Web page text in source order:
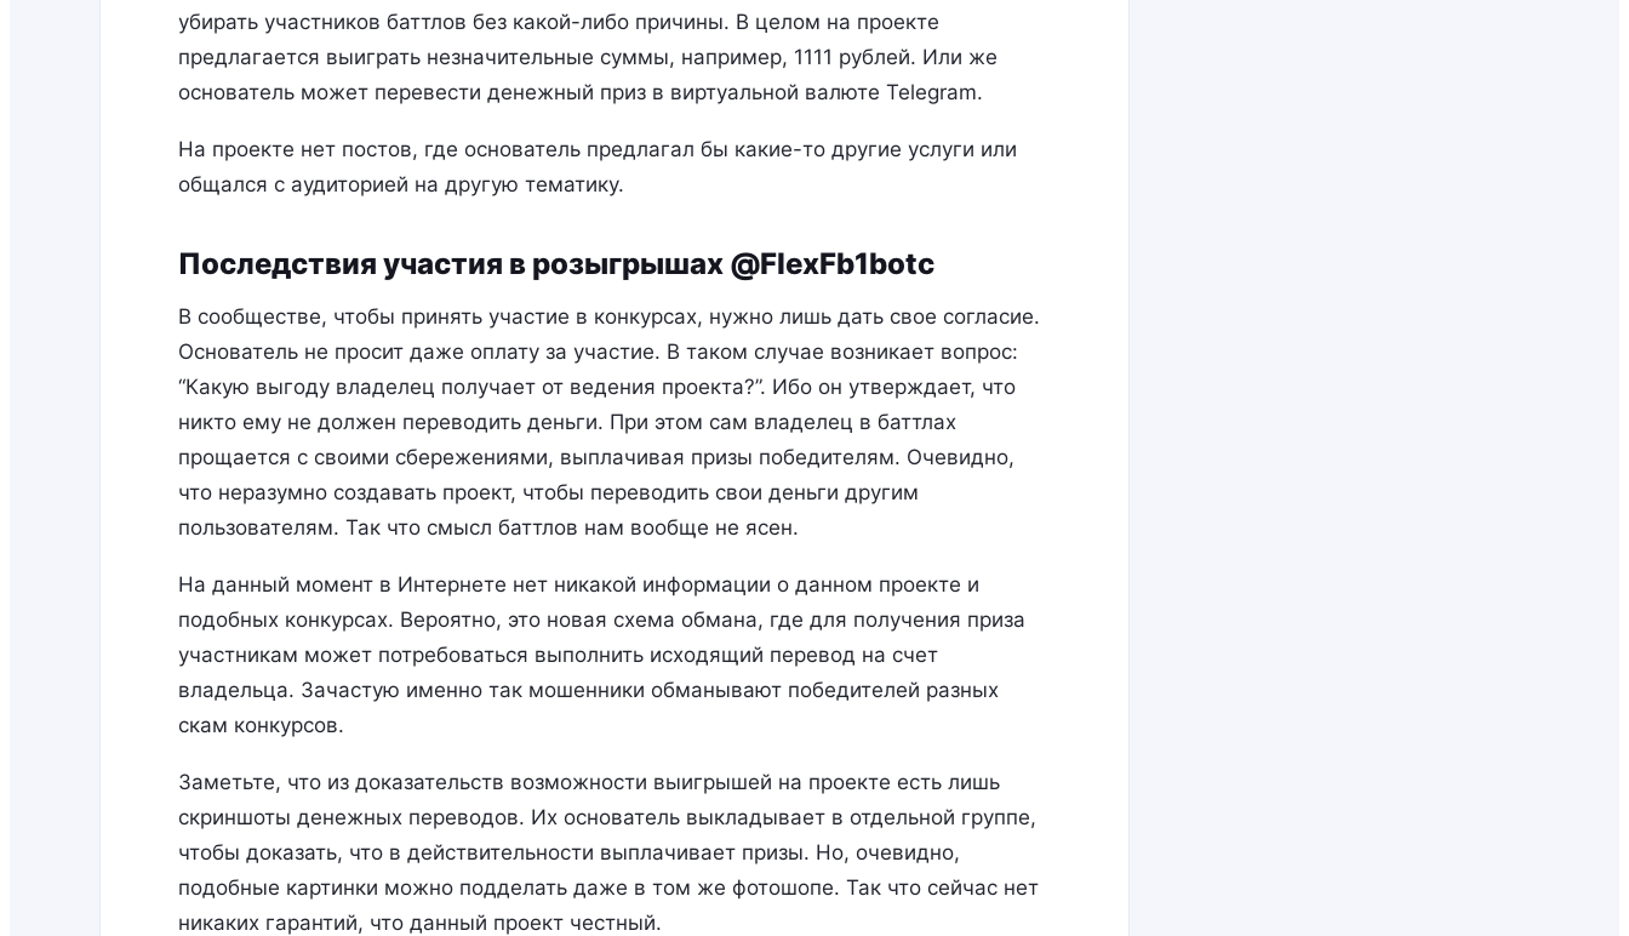
убирать участников баттлов без какой-либо причины. В целом на проекте
предлагается выиграть незначительные суммы, например, 1111 рублей. Или же
основатель может перевести денежный приз в виртуальной валюте Telegram.
На проекте нет постов, где основатель предлагал бы какие-то другие услуги или
общался с аудиторией на другую тематику.
Последствия участия в розыгрышах @FlexFb1botс
В сообществе, чтобы принять участие в конкурсах, нужно лишь дать свое согласие.
Основатель не просит даже оплату за участие. В таком случае возникает вопрос:
“Какую выгоду владелец получает от ведения проекта?”. Ибо он утверждает, что
никто ему не должен переводить деньги. При этом сам владелец в баттлах
прощается с своими сбережениями, выплачивая призы победителям. Очевидно,
что неразумно создавать проект, чтобы переводить свои деньги другим
пользователям. Так что смысл баттлов нам вообще не ясен.
На данный момент в Интернете нет никакой информации о данном проекте и
подобных конкурсах. Вероятно, это новая схема обмана, где для получения приза
участникам может потребоваться выполнить исходящий перевод на счет
владельца. Зачастую именно так мошенники обманывают победителей разных
скам конкурсов.
Заметьте, что из доказательств возможности выигрышей на проекте есть лишь
скриншоты денежных переводов. Их основатель выкладывает в отдельной группе,
чтобы доказать, что в действительности выплачивает призы. Но, очевидно,
подобные картинки можно подделать даже в том же фотошопе. Так что сейчас нет
никаких гарантий, что данный проект честный.